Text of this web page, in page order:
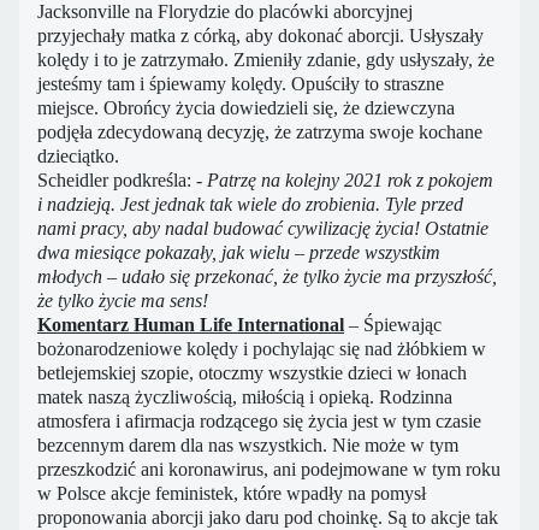
Jacksonville na Florydzie do placówki aborcyjnej
przyjechały matka z córką, aby dokonać aborcji. Usłyszały
kolędy i to je zatrzymało. Zmieniły zdanie, gdy usłyszały, że
jesteśmy tam i śpiewamy kolędy. Opuściły to straszne
miejsce. Obrońcy życia dowiedzieli się, że dziewczyna
podjęła zdecydowaną decyzję, że zatrzyma swoje kochane
dzieciątko.
Scheidler podkreśla: - Patrzę na kolejny 2021 rok z pokojem
i nadzieją. Jest jednak tak wiele do zrobienia. Tyle przed
nami pracy, aby nadal budować cywilizację życia! Ostatnie
dwa miesiące pokazały, jak wielu – przede wszystkim
młodych – udało się przekonać, że tylko życie ma przyszłość,
że tylko życie ma sens!
Komentarz Human Life International – Śpiewając
bożonarodzeniowe kolędy i pochylając się nad żłóbkiem w
betlejemskiej szopie, otoczmy wszystkie dzieci w łonach
matek naszą życzliwością, miłością i opieką. Rodzinna
atmosfera i afirmacja rodzącego się życia jest w tym czasie
bezcennym darem dla nas wszystkich. Nie może w tym
przeszkodzić ani koronawirus, ani podejmowane w tym roku
w Polsce akcje feministek, które wpadły na pomysł
proponowania aborcji jako daru pod choinkę. Są to akcje tak